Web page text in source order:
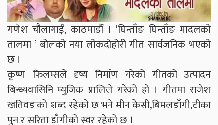
गणेश चौलागाईं, काठमाडौँ । ‘घिन्ताँङ घिन्ताँङ मादलको
तालमा ’ बोलको नया लोकदोहोरी गीत सार्वजनिक भएको
छ ।
कृष्ण फिलम्सले दृष्य निर्माण गरेको गीतको उत्पादन
बिन्ध्यवासिनि म्युजिक प्रालिले गरेको हो । गीतमा राजेश
खतिवडाको शब्द रहेको छ भने मीन केसी,बिमलडाँगी,टीका
पुन र सरिता डाँगीको स्वर रहेको छ ।